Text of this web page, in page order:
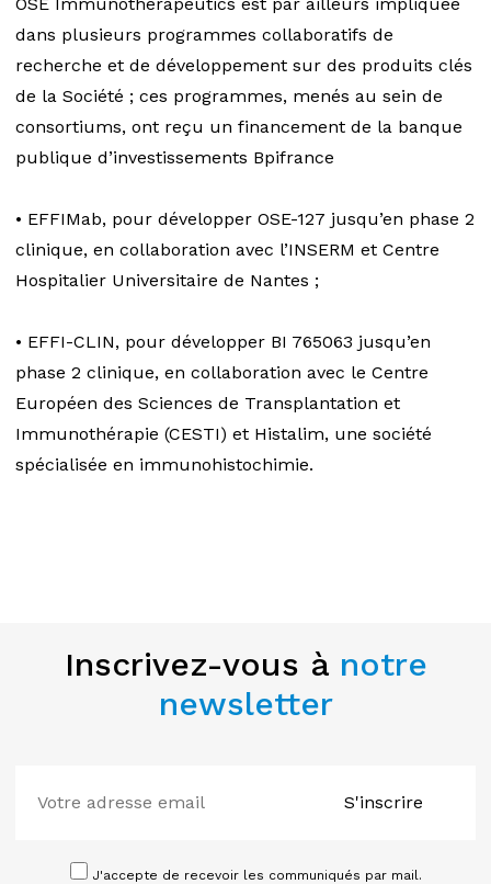
dans plusieurs programmes collaboratifs de
recherche et de développement sur des produits clés
de la Société ; ces programmes, menés au sein de
consortiums, ont reçu un financement de la banque
publique d’investissements Bpifrance
• EFFIMab, pour développer OSE-127 jusqu’en phase 2
clinique, en collaboration avec l’INSERM et Centre
Hospitalier Universitaire de Nantes ;
• EFFI-CLIN, pour développer BI 765063 jusqu’en
phase 2 clinique, en collaboration avec le Centre
Européen des Sciences de Transplantation et
Immunothérapie (CESTI) et Histalim, une société
spécialisée en immunohistochimie.
Inscrivez-vous à notre
newsletter
S'inscrire
J'accepte de recevoir les communiqués par mail.